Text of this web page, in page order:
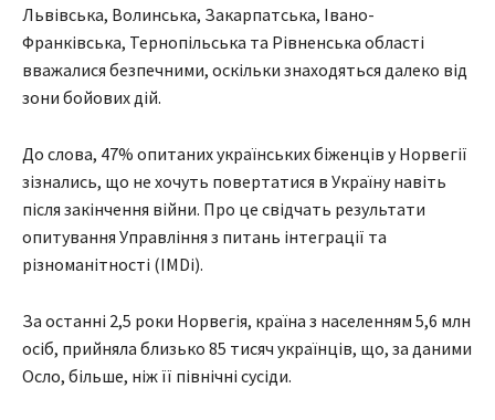
Львівська, Волинська, Закарпатська, Івано-
Франківська, Тернопільська та Рівненська області
вважалися безпечними, оскільки знаходяться далеко від
зони бойових дій.
До слова, 47% опитаних українських біженців у Норвегії
зізнались, що не хочуть повертатися в Україну навіть
після закінчення війни. Про це свідчать результати
опитування Управління з питань інтеграції та
різноманітності (IMDi).
За останні 2,5 роки Норвегія, країна з населенням 5,6 млн
осіб, прийняла близько 85 тисяч українців, що, за даними
Осло, більше, ніж її північні сусіди.